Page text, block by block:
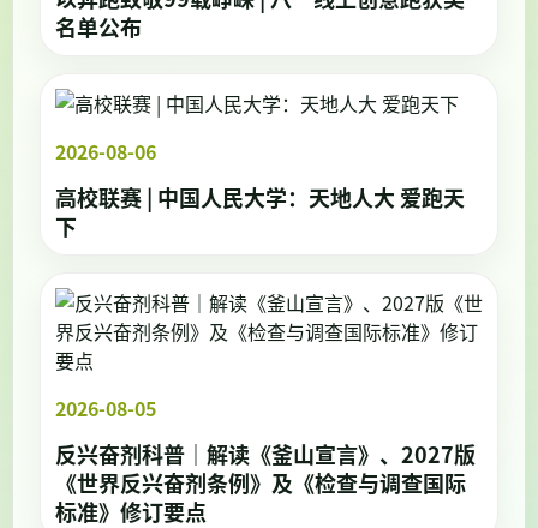
名单公布
2026-08-06
高校联赛 | 中国人民大学：天地人大 爱跑天
下
2026-08-05
反兴奋剂科普｜解读《釜山宣言》、2027版
《世界反兴奋剂条例》及《检查与调查国际
标准》修订要点